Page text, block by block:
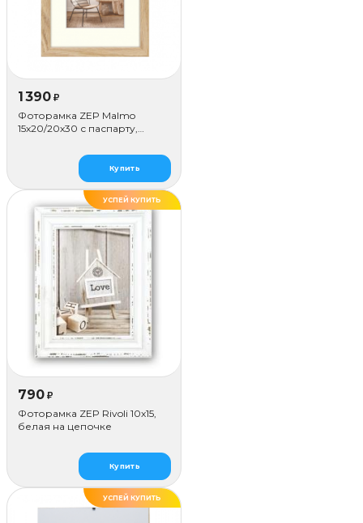
1 390 ₽
Фоторамка ZEP Malmo
15х20/20х30 с паспарту,
Купить
ХИТ
УСПЕЙ КУПИТЬ
790 ₽
Фоторамка ZEP Rivoli 10x15,
белая на цепочке
Купить
УСПЕЙ КУПИТЬ